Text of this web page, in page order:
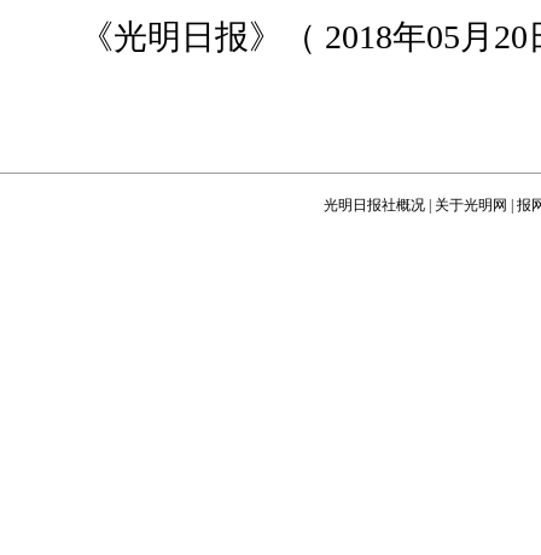
《光明日报》（ 2018年05月20
光明日报社概况 关于光明网 报